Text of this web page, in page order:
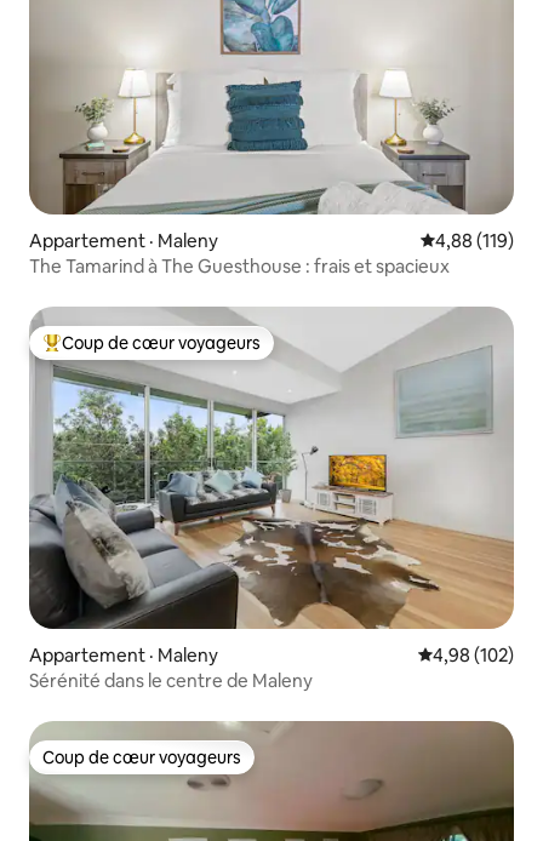
Appartement · Maleny Note
4,88 (119)
The Tamarind à The Guesthouse : frais et spacieux
Coup de cœur voyageurs parmi les plus aimés
Coup de cœur voyageurs
Appartement · Maleny Note
4,98 (102)
Sérénité dans le centre de Maleny
Coup de cœur voyageurs
Coup de cœur voyageurs